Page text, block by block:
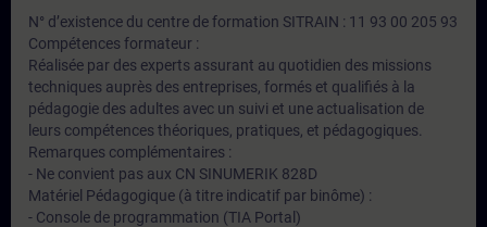
N° d’existence du centre de formation SITRAIN : 11 93 00 205 93
Compétences formateur :
Réalisée par des experts assurant au quotidien des missions
techniques auprès des entreprises, formés et qualifiés à la
pédagogie des adultes avec un suivi et une actualisation de
leurs compétences théoriques, pratiques, et pédagogiques.
Remarques complémentaires :
- Ne convient pas aux CN SINUMERIK 828D
Matériel Pédagogique (à titre indicatif par binôme) :
- Console de programmation (TIA Portal)